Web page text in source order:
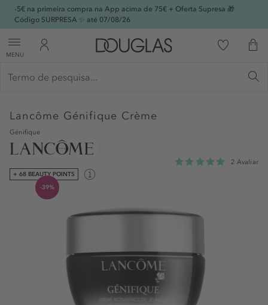
-5€ na primeira compra na App acima de 75€ + Oferta Supresa 🎁
Código SURPRESA ✨ até 07/08/26
MENU
Lancôme Génifique Crème
Génifique
2 Avaliar
+ 68 BEAUTY POINTS
-39%